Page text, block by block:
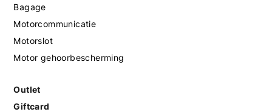
Bagage
Motorcommunicatie
Motorslot
Motor gehoorbescherming
Outlet
Giftcard